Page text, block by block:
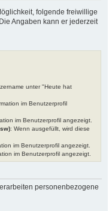
folgende freiwillige
Angaben kann er jederzeit
unter "Heute hat
im Benutzerprofil
im Benutzerprofil angezeigt.
: Wenn ausgefüllt, wird diese
im Benutzerprofil angezeigt.
im Benutzerprofil angezeigt.
personenbezogene